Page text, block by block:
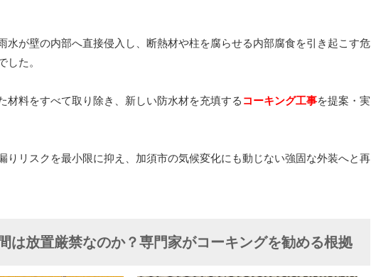
水が壁の内部へ直接侵入し、断熱材や柱を腐らせる内部腐食を引き起こす危
した。
材料をすべて取り除き、新しい防水材を充填する コーキング工事を提案・実
りリスクを最小限に抑え、加須市の気候変化にも動じない強固な外装へと再
は放置厳禁なのか？専門家がコーキングを勧める根拠